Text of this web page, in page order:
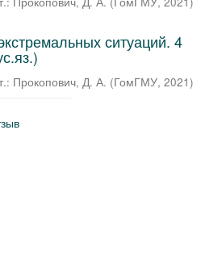
ситуаций. 4
Прокопович, Д. А. (ГомГМУ, 2021)